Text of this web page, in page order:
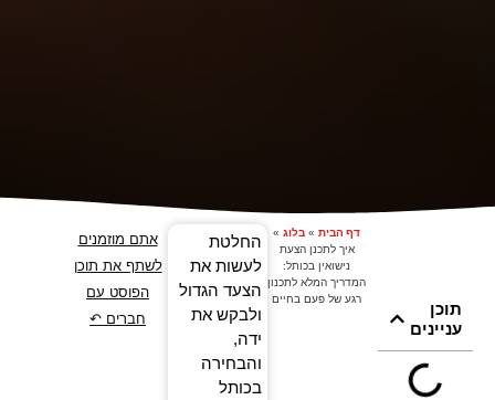
דף הבית» בלוג»
איך לתכנן הצעת
נישואין בכותל:
המדריך המלא לתכנון
רגע של פעם בחיים
החלטת
לעשות את
הצעד הגדול
ולבקש את
ידה,
והבחירה
בכותל
תוכן
עניינים
אתם מוזמנים
לשתף את תוכן
הפוסט עם
חברים ↶